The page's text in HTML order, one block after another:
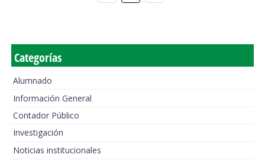
Categorías
Alumnado
Información General
Contador Público
Investigación
Noticias institucionales